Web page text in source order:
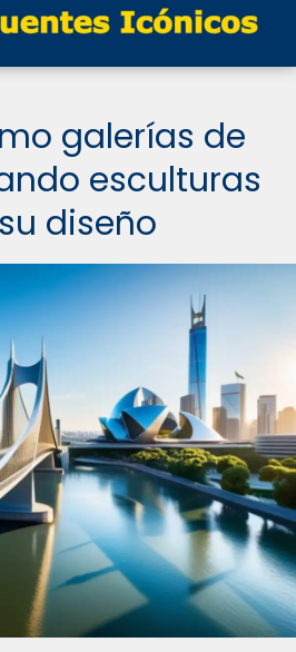
galerías de
esculturas
diseño